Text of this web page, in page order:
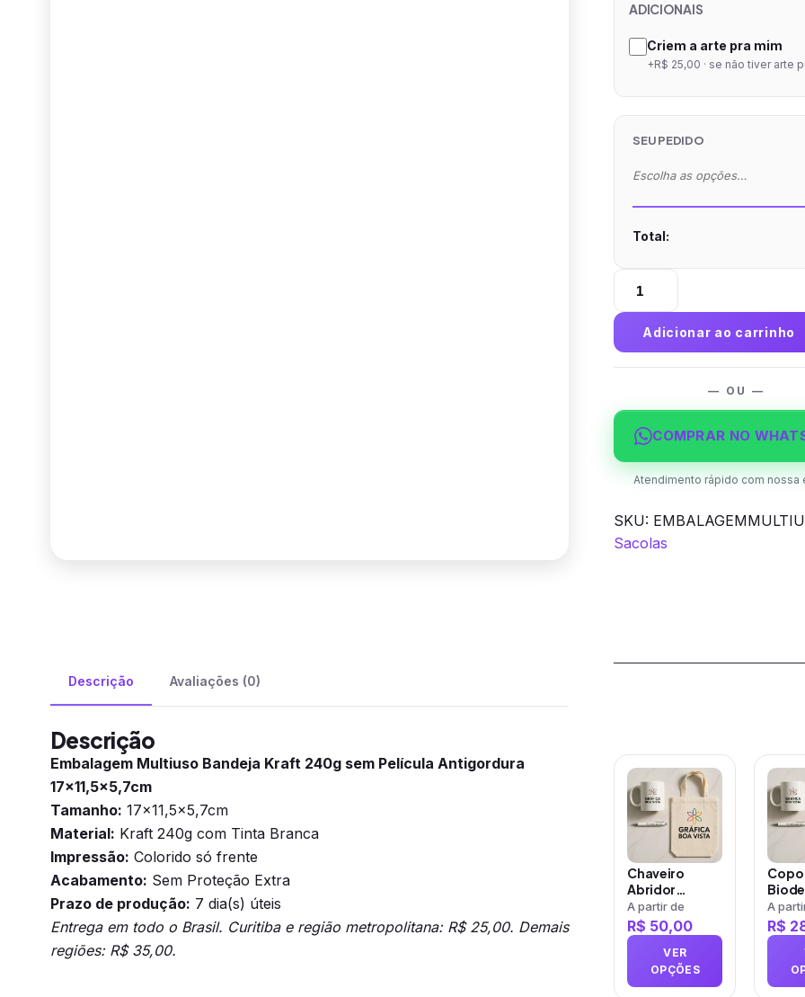
ADICIONAIS
Criem a arte pra mim
+R$ 25,00 · se não tiver arte
SEU PEDIDO
Escolha as opções…
Total:
Embalagem
Multiuso
Bandeja
Kraft
240g
Película
Antigordura
17x11,5x5,7cm
quantidade
Adicionar ao carrinho
— OU —
COMPRAR NO
Atendimento rápido com nossa
SKU:
Sacolas
Descrição Avaliações (0)
Descrição
Embalagem Multiuso Bandeja Kraft 240g sem Película Antigordura
17×11,5×5,7cm
Tamanho: 17×11,5×5,7cm
Material: Kraft 240g com Tinta Branca
Impressão: Colorido só frente
Acabamento: Sem Proteção Extra
Prazo de produção: 7 dia(s) úteis
Entrega em todo o Brasil. Curitiba e região metropolitana: R$ 25,00. Demais
regiões: R$ 35,00.
Chaveiro
Abridor
LG5014
Gravação a
Laser
A partir de
R$ 50,00
VER
OPÇÕES
Este
produto
tem
variantes.
As
opções
podem
escolhidas
Copo
A
R$
Este
tem
As